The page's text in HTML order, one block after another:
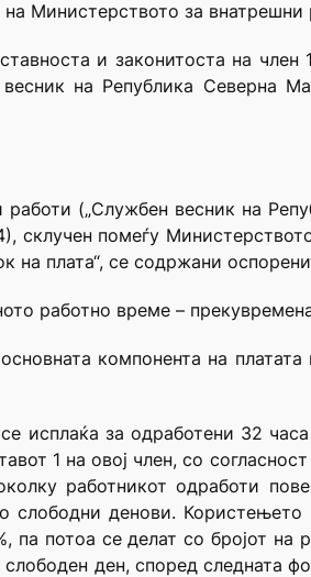
Министерството за внатрешни
и законитоста на член
на Република Северна
(„Службен весник на
склучен помеѓу
на плата“, се содржани
работно време –
компонента на платата
исплаќа за одработени 32
1 на овој член, со
работникот одработи
слободни денови. Користењето
па потоа се делат со бројот на
ден, според следната